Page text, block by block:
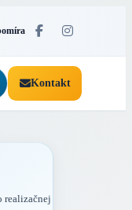
Kontakt
realizačnej